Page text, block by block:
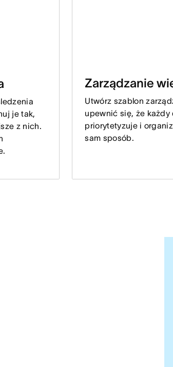
je tak,
z nich.
Zarządzanie
Utwórz szablon
upewnić się, że każdy
priorytetyzuje i
sam sposób.